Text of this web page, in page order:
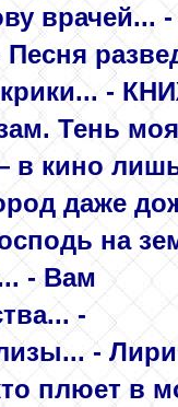
врачей... -
крики... -
Тень
кино
даже
на
- Вам
-
-
плюет в